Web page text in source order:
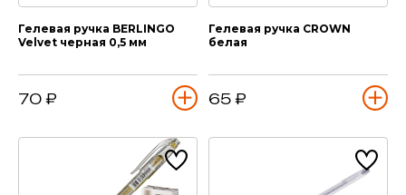
Гелевая ручка BERLINGO
Velvet черная 0,5 мм
70 ₽
Гелевая ручка CROWN
белая
65 ₽